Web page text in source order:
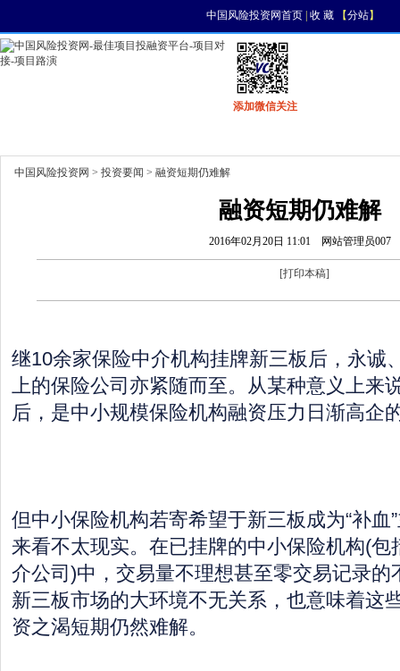
中国风险投资网首页| 收 藏【分站】
添加微信关注
中国风险投资网 > 投资要闻 > 融资短期仍难解
融资短期仍难解
2016年02月20日 11:01 网站管理员007
[打印本稿]
继10余家保险中介机构挂牌新三板后，永诚
上的保险公司亦紧随而至。从某种意义上来
后，是中小规模保险机构融资压力日渐高企
但中小保险机构若寄希望于新三板成为“补血
来看不太现实。在已挂牌的中小保险机构(包
介公司)中，交易量不理想甚至零交易记录的
新三板市场的大环境不无关系，也意味着这
资之渴短期仍然难解。